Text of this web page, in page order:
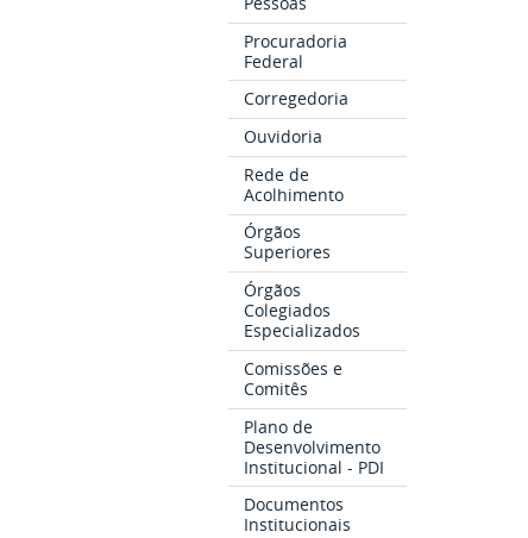
Procuradoria
Federal
Corregedoria
Ouvidoria
Rede de
Acolhimento
Órgãos
Superiores
Órgãos
Colegiados
Especializados
Comissões e
Comitês
Plano de
Desenvolvimento
Institucional - PDI
Documentos
Institucionais